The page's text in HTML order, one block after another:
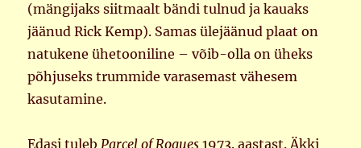
(mängijaks siitmaalt bändi tulnud ja kauaks
jäänud Rick Kemp). Samas ülejäänud plaat on
natukene ühetooniline – võib-olla on üheks
põhjuseks trummide varasemast vähesem
kasutamine.
Edasi tulebParcel of Rogues 1973. aastast. Äkki